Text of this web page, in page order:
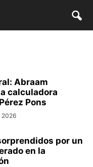
Abraam
calculadora
Pons
2026
por un
en la